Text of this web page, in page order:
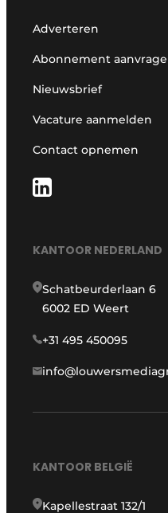
Adverteren
Abonnement
Nieuwsbrief
Vacature aanmelden
Contact opnemen
KANTOOR NEDERLAND
Schatbeurderlaan 6
6002 ED Weert
+31 495 450095
KANTOOR BELGIË
Kapellestraat 132/1